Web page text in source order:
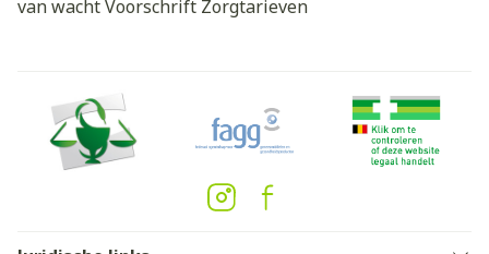
van wachtVoorschrift Zorgtarieven